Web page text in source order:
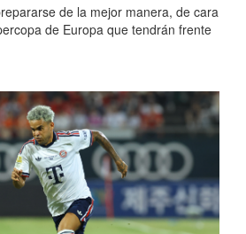
de la mejor manera, de cara
de Europa que tendrán frente